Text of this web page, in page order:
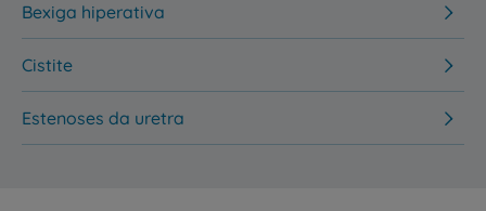
Bexiga hiperativa
Cistite
Estenoses da uretra